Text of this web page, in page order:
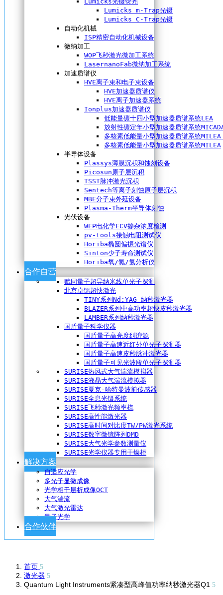
Lumicks m-Trap光镊
Lumicks C-Trap光镊
自动化机械
ISP精密自动化机械设备
微纳加工
WOP飞秒激光微加工系统
LasernanoFab微纳加工系统
加速质谱仪
HVE离子束和电子束设备
HVE加速器质谱仪
HVE离子加速器系统
Ionplus加速器质谱仪
低能量碳十四小型加速器质谱系统LEA
放射性碳定年小型加速器质谱系统
多核素低能量小型加速器质谱系统
多核素低能量小型加速器质谱系统MILEA
半导体设备
Plassys薄膜沉积和蚀刻设备
Picosun原子层沉积
TSST脉冲激光沉积
Sentech等离子刻蚀原子层沉积
MBE分子束外延设备
Plasma-Therm半导体刻蚀
光伏设备
WEP电化学ECV掺杂浓度检测
pv-tools接触电阻测试仪
Horiba椭圆偏振光谱仪
Sinton少子寿命测试仪
Horiba氧/氮/氢分析仪
合作自营
赋同量子超导纳米线单光子探测
北京卓镭超快激光
TINY系列Nd:YAG 纳秒激光器
BLAZER系列中高功率超快皮秒激光器
LAMBER系列纳秒激光器
国盾量子科学仪器
国盾量子高亮度纠缠源
国盾量子高速近红外单光子探测器
国盾量子高速皮秒脉冲激光器
国盾量子可见光波段单光子探测器
SURISE热风式大气湍流模拟器
SURISE液晶大气湍流模拟器
SURISE夏克-哈特曼波前传感器
SURISE全息光镊系统
SURISE飞秒激光频率梳
SURISE高性能激光器
SURISE高时间对比度TW/PW激光系统
SURISE数字微镜阵列DMD
SURISE大气光学参数测量仪
SURISE光学仪器专用干燥柜
解决方案
自适应光学
多光子显微成像
光学相干层析成像OCT
大气湍流
大气激光雷达
量子光学
合作伙伴
首页
激光器
Quantum Light Instruments紧凑型高峰值功率纳秒激光器Q1